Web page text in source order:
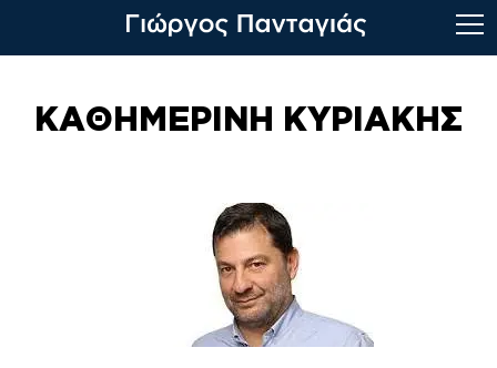
contentΚΑΘΗΜΕΡΙΝΗ ΚΥΡΙΑΚΗΣ